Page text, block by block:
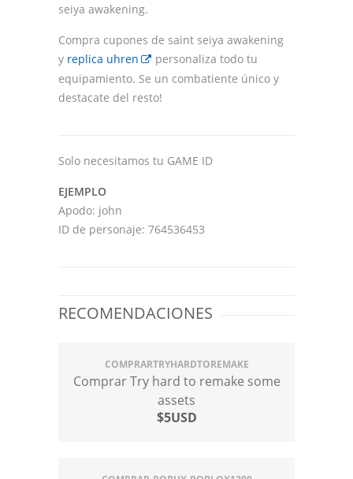
seiya awakening.
Compra cupones de saint seiya awakening
y replica uhren
personaliza todo tu
equipamiento. Se un combatiente único y
destacate del resto!
Solo necesitamos tu GAME ID
EJEMPLO
Apodo: john
ID de personaje: 764536453
RECOMENDACIONES
COMPRARTRYHARDTOREMAKE
Comprar Try hard to remake some
assets
$5USD